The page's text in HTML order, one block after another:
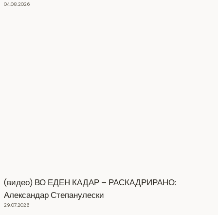
04.08.2026
(видео) ВО ЕДЕН КАДАР – РАСКАДРИРАНО:
Александар Степанулески
29.07.2026